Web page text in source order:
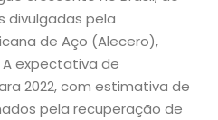
divulgadas pela
de Aço (Alecero),
A expectativa de
2022, com estimativa de
pela recuperação de